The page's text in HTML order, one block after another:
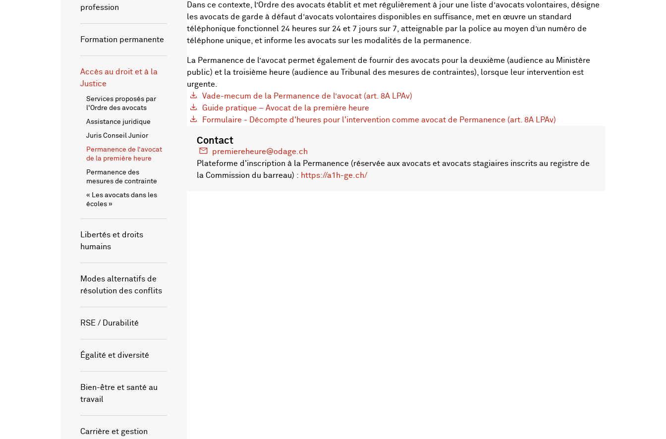
profession
Formation permanente
Accès au droit et à la
Justice
Services proposés par
l'Ordre des avocats
Assistance juridique
Juris Conseil Junior
Permanence de l’avocat
de la première heure
Permanence des
mesures de contrainte
« Les avocats dans les
écoles »
Libertés et droits
humains
Modes alternatifs de
résolution des conflits
RSE / Durabilité
Égalité et diversité
Bien-être et santé au
travail
Carrière et gestion
Dans ce contexte, l’Ordre des avocats établit et met régulièrement à jour une liste d’avocats volontaires, désigne
les avocats de garde à défaut d’avocats volontaires disponibles en suffisance, met en œuvre un standard
téléphonique fonctionnel 24 heures sur 24 et 7 jours sur 7, atteignable par la police au moyen d’un numéro de
téléphone unique, et informe les avocats sur les modalités de la permanence.
La Permanence de l’avocat permet également de fournir des avocats pour la deuxième (audience au Ministère
public) et la troisième heure (audience au Tribunal des mesures de contraintes), lorsque leur intervention est
urgente.
Vade-mecum de la Permanence de l’avocat (art. 8A LPAv)
Guide pratique – Avocat de la première heure
Formulaire - Décompte d'heures pour l'intervention comme avocat de Permanence (art. 8A LPAv)
Contact
premiereheure@odage.ch
Plateforme d'inscription à la Permanence (réservée aux avocats et avocats stagiaires inscrits au registre de
la Commission du barreau) : https://a1h-ge.ch/